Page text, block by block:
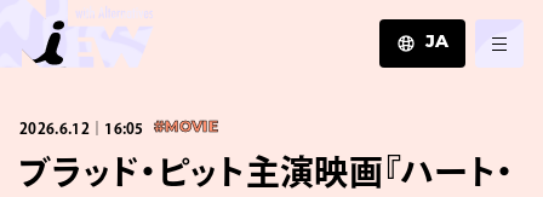
JA
ZH
2026.6.12｜16:05 #MOVIE
ブラッド・ピット主演映画『ハート・